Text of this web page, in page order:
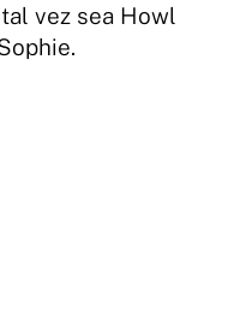
vez sea Howl